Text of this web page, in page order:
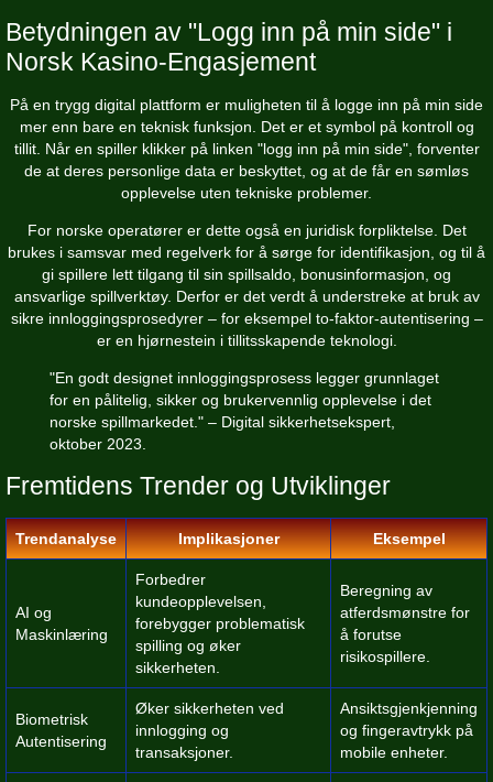
Betydningen av "Logg inn på min side" i
Norsk Kasino-Engasjement
På en trygg digital plattform er muligheten til å logge inn på min side
mer enn bare en teknisk funksjon. Det er et symbol på kontroll og
tillit. Når en spiller klikker på linken "logg inn på min side", forventer
de at deres personlige data er beskyttet, og at de får en sømløs
opplevelse uten tekniske problemer.
For norske operatører er dette også en juridisk forpliktelse. Det
brukes i samsvar med regelverk for å sørge for identifikasjon, og til å
gi spillere lett tilgang til sin spillsaldo, bonusinformasjon, og
ansvarlige spillverktøy. Derfor er det verdt å understreke at bruk av
sikre innloggingsprosedyrer – for eksempel to-faktor-autentisering –
er en hjørnestein i tillitsskapende teknologi.
"En godt designet innloggingsprosess legger grunnlaget
for en pålitelig, sikker og brukervennlig opplevelse i det
norske spillmarkedet." – Digital sikkerhetsekspert,
oktober 2023.
Fremtidens Trender og Utviklinger
Trendanalyse Implikasjoner Eksempel
AI og
Maskinlæring
Forbedrer
kundeopplevelsen,
forebygger problematisk
spilling og øker
sikkerheten.
Beregning av
atferdsmønstre for
å forutse
risikospillere.
Biometrisk
Autentisering
Øker sikkerheten ved
innlogging og
transaksjoner.
Ansiktsgjenkjenning
og fingeravtrykk på
mobile enheter.